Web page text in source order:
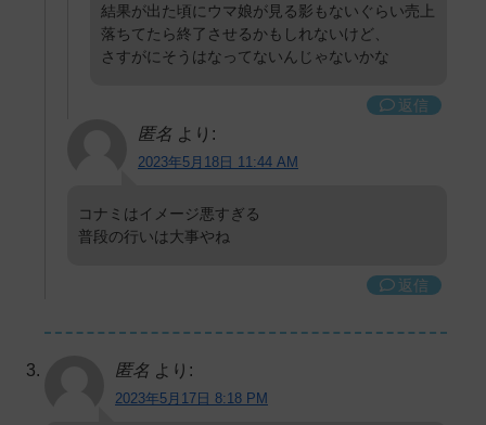
結果が出た頃にウマ娘が見る影もないぐらい売上
落ちてたら終了させるかもしれないけど、
さすがにそうはなってないんじゃないかな
返信
匿名 より:
2023年5月18日 11:44 AM
コナミはイメージ悪すぎる
普段の行いは大事やね
返信
匿名 より:
2023年5月17日 8:18 PM